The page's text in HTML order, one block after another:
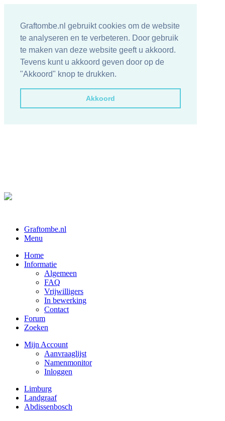
Graftombe.nl gebruikt cookies om de website
te analyseren en te verbeteren. Door gebruik
te maken van deze website geeft u akkoord.
Tevens kunt u akkoord geven door op de
"Akkoord" knop te drukken.
Akkoord
Graftombe.nl
Menu
Home
Informatie
Algemeen
FAQ
Vrijwilligers
In bewerking
Contact
Forum
Zoeken
Mijn Account
Aanvraaglijst
Namenmonitor
Inloggen
Limburg
Landgraaf
Abdissenbosch